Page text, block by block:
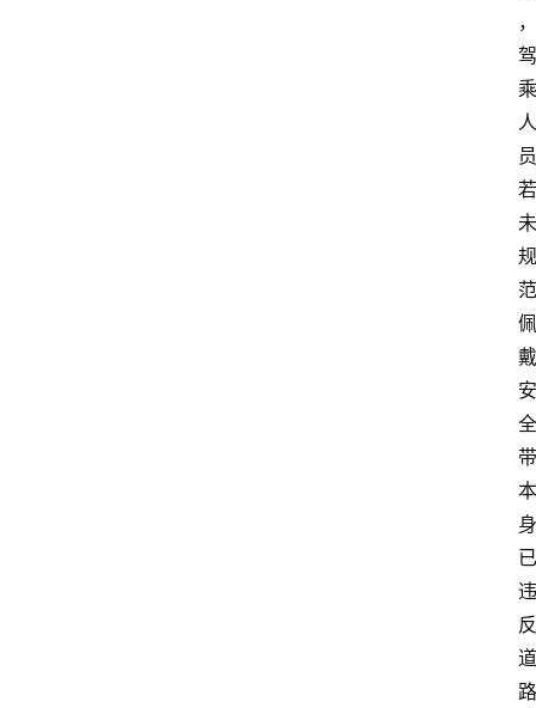
，
驾
乘
人
员
若
未
规
范
佩
戴
安
全
带
本
身
已
违
反
道
路